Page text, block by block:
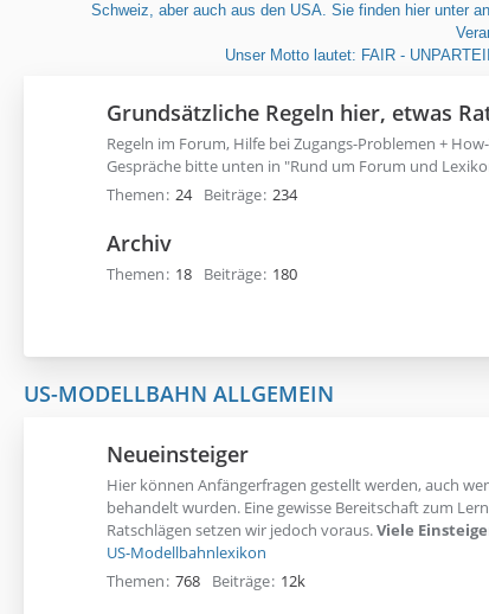
Schweiz, aber auch aus den USA. Sie finden hier unter
Unser Motto lautet: FAIR -
Grundsätzliche Regeln hier, etwas
Regeln im Forum, Hilfe bei Zugangs-Problemen +
Gespräche bitte unten in "Rund um Forum und
Themen 24 Beiträge 234
Archiv
Themen 18 Beiträge 180
US-MODELLBAHN ALLGEMEIN
Neueinsteiger
Hier können Anfängerfragen gestellt werden, auch
behandelt wurden. Eine gewisse Bereitschaft zum
Ratschlägen setzen wir jedoch voraus.Viele
US-Modellbahnlexikon
Themen 768 Beiträge 12k